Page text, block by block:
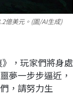
億美元。(圖/AI生成)
，玩家們將身處
夢一步步逼近，
，請努力生